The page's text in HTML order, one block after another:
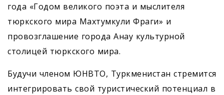
года «Годом великого поэта и мыслителя
тюркского мира Махтумкули Фраги» и
провозглашение города Анау культурной
столицей тюркского мира.
Будучи членом ЮНВТО, Туркменистан стремится
интегрировать свой туристический потенциал в